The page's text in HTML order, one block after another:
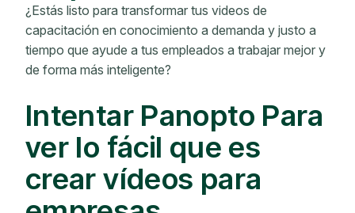
¿Estás listo para transformar tus videos de
capacitación en conocimiento a demanda y justo a
tiempo que ayude a tus empleados a trabajar mejor y
de forma más inteligente?
Intentar Panopto Para
ver lo fácil que es
crear vídeos para